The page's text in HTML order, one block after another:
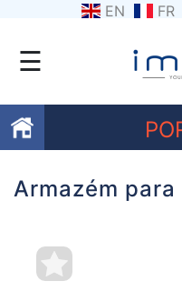
EN FR
☰
Favoritos
nós
Armazém